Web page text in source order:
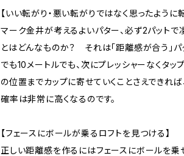
【いい転がり・悪い転がりではなく思ったように
マーク金井が考えるよいパター、必ず2パットで
とはどんなものか？ それは「距離感が合う」パ
でも10メートルでも、次にプレッシャーなくタッ
の位置までカップに寄せていくことさえできれば
確率は非常に高くなるのです。
【フェースにボールが乗るロフトを見つける】
正しい距離感を作るにはフェースにボールを乗